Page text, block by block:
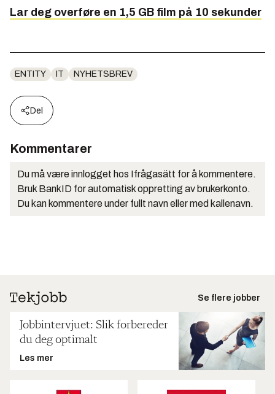
Lar deg overføre en 1,5 GB film på 10 sekunder
ENTITY IT NYHETSBREV
Del
Kommentarer
Du må være innlogget hos Ifrågasätt for å kommentere.
Bruk BankID for automatisk oppretting av brukerkonto.
Du kan kommentere under fullt navn eller med kallenavn.
Se flere jobber
Jobbintervjuet: Slik forbereder
du deg optimalt
Les mer